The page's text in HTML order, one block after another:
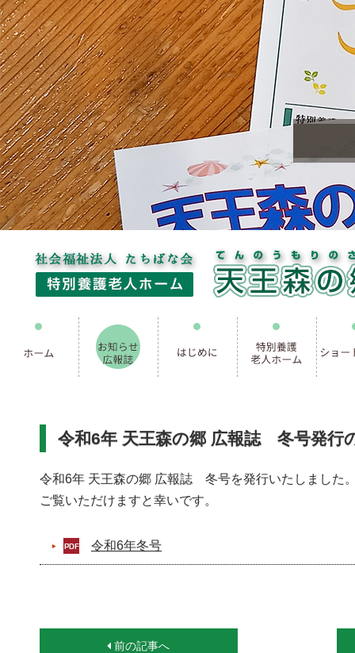
令和6年 天王森の郷 広報誌 冬号発行
令和6年 天王森の郷 広報誌 冬号を発行いたしました
ご覧いただけますと幸いです。
令和6年冬号
前の記事へ